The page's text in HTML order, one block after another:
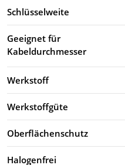
Schlüsselweite
Geeignet für
Kabeldurchmesser
Werkstoff
Werkstoffgüte
Oberflächenschutz
Halogenfrei